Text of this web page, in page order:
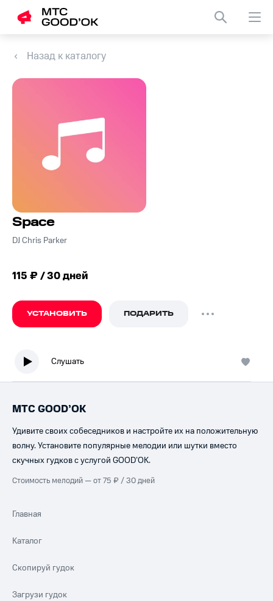
Назад к каталогу
Space
DJ Chris Parker
115 ₽ / 30 дней
УСТАНОВИТЬ ПОДАРИТЬ
Слушать
МТС GOOD’OK
Удивите своих собеседников и настройте их на положительную
волну. Установите популярные мелодии или шутки вместо
скучных гудков с услугой GOOD’OK.
Стоимость мелодий — от 75 ₽ / 30 дней
Главная
Каталог
Скопируй гудок
Загрузи гудок